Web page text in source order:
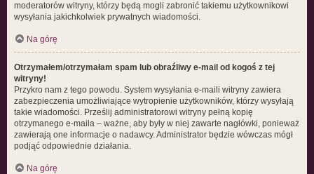
moderatorów witryny, którzy będą mogli zabronić takiemu użytkownikowi
wysyłania jakichkolwiek prywatnych wiadomości.
Na górę
Otrzymałem/otrzymałam spam lub obraźliwy e-mail od kogoś z tej
witryny!
Przykro nam z tego powodu. System wysyłania e-maili witryny zawiera
zabezpieczenia umożliwiające wytropienie użytkowników, którzy wysyłają
takie wiadomości. Prześlij administratorowi witryny pełną kopię
otrzymanego e-maila – ważne, aby były w niej zawarte nagłówki, ponieważ
zawierają one informacje o nadawcy. Administrator będzie wówczas mógł
podjąć odpowiednie działania.
Na górę